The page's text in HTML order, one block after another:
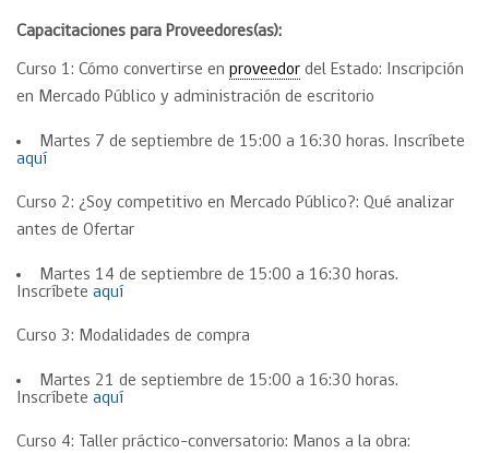
Capacitaciones para Proveedores(as):
Curso 1: Cómo convertirse en proveedor del Estado: Inscripción
en Mercado Público y administración de escritorio
Martes 7 de septiembre de 15:00 a 16:30 horas. Inscríbete
aquí
Curso 2: ¿Soy competitivo en Mercado Público?: Qué analizar
antes de Ofertar
Martes 14 de septiembre de 15:00 a 16:30 horas.
Inscríbete aquí
Curso 3: Modalidades de compra
Martes 21 de septiembre de 15:00 a 16:30 horas.
Inscríbete aquí
Curso 4: Taller práctico-conversatorio: Manos a la obra: